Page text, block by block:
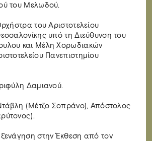
του Μελωδού.
του Αριστοτελείου
υπό τη Διεύθυνση του
και Μέλη Χορωδιακών
Πανεπιστημίου
Δαμιανού.
(Μέτζο Σοπράνο), Απόστολος
στην Έκθεση από τον